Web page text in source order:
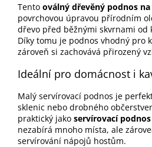
Tento oválný dřevěný podnos
povrchovou úpravou přírodním
dřevo před běžnými skvrnami od
Díky tomu je podnos vhodný pro
zároveň si zachovává přirozený
Ideální pro domácnost i
Malý servírovací podnos je
sklenic nebo drobného
praktický jako servírovací
nezabírá mnoho místa, ale
servírování nápojů hostům.